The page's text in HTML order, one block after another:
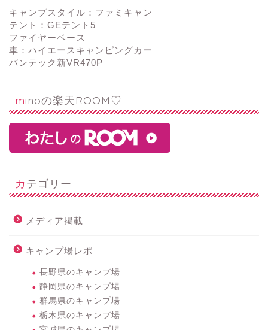
キャンプスタイル：ファミキャン
テント：GEテント5
ファイヤーベース
車：ハイエースキャンピングカー
バンテック新VR470P
minoの楽天ROOM♡
カテゴリー
メディア掲載
キャンプ場レポ
長野県のキャンプ場
静岡県のキャンプ場
群馬県のキャンプ場
栃木県のキャンプ場